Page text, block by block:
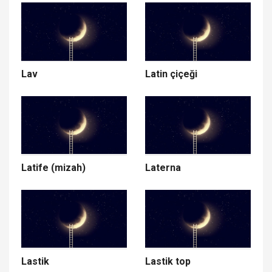
Lav Latin çiçeği
Latife (mizah) Laterna
Lastik Lastik top